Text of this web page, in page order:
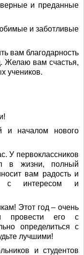
и преданные
и заботливые
вам благодарность
Желаю вам счастья,
учеников.
и началом нового
У первоклассников
в жизни, полный
вам радость и
с интересом и
Этот год – очень
его с
определиться с
лучшими!
и студентов